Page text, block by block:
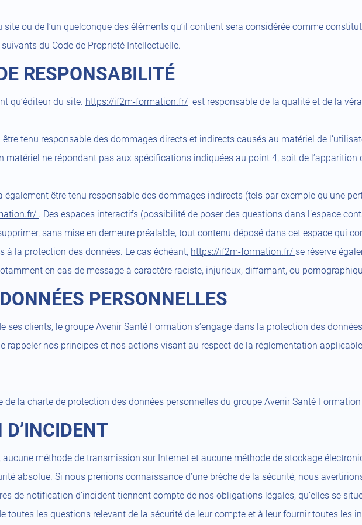
ou de l’un quelconque des éléments qu’il contient sera considérée comme
du Code de Propriété Intellectuelle.
RESPONSABILITÉ
qu’éditeur du site. https://if2m-formation.fr/ est responsable de la qualité et de la
être tenu responsable des dommages directs et indirects causés au matériel de
matériel ne répondant pas aux spécifications indiquées au point 4, soit de l’apparition
également être tenu responsable des dommages indirects (tels par exemple qu’une
. Des espaces interactifs (possibilité de poser des questions dans l’espace
sans mise en demeure préalable, tout contenu déposé dans cet espace qui
la protection des données. Le cas échéant, https://if2m-formation.fr/ se réserve
en cas de message à caractère raciste, injurieux, diffamant, ou
PERSONNELLES
ses clients, le groupe Avenir Santé Formation s’engage dans la protection des
rappeler nos principes et nos actions visant au respect de la réglementation
de la charte de protection des données personnelles du groupe Avenir Santé
méthode de transmission sur Internet et aucune méthode de stockage
absolue. Si nous prenions connaissance d’une brèche de la sécurité, nous
de notification d’incident tiennent compte de nos obligations légales, qu’elles se
toutes les questions relevant de la sécurité de leur compte et à leur fournir toutes les